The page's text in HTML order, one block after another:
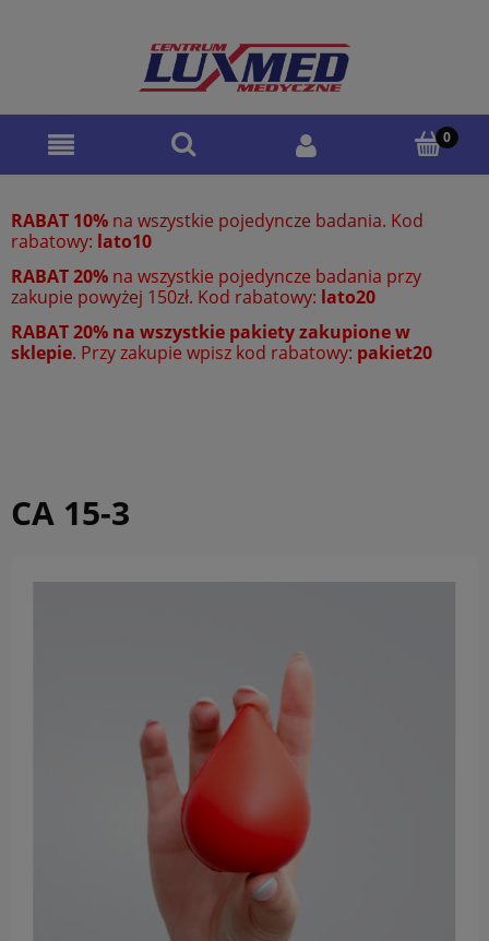
RABAT 10% na wszystkie pojedyncze badania. Kod
rabatowy: lato10
RABAT 20% na wszystkie pojedyncze badania przy
zakupie powyżej 150zł. Kod rabatowy: lato20
RABAT 20% na wszystkie pakiety zakupione w
sklepie. Przy zakupie wpisz kod rabatowy: pakiet20
CA 15-3